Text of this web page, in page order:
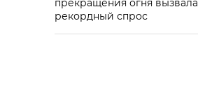
прекращения огня вызвала
рекордный спрос